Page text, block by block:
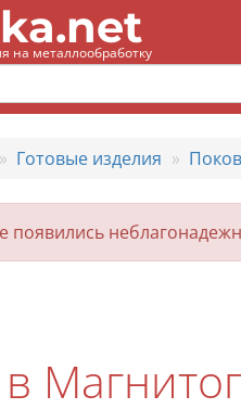
на металлообработку
Готовые изделия
появились